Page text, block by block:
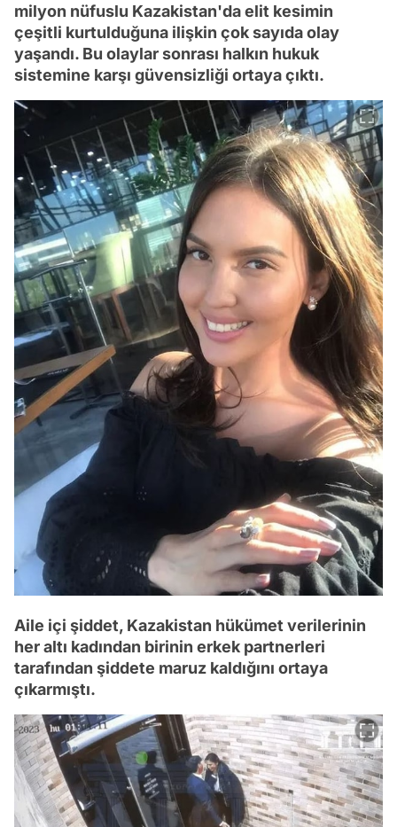
milyon nüfuslu Kazakistan'da elit kesimin
çeşitli kurtulduğuna ilişkin çok sayıda olay
yaşandı. Bu olaylar sonrası halkın hukuk
sistemine karşı güvensizliği ortaya çıktı.
Aile içi şiddet, Kazakistan hükümet verilerinin
her altı kadından birinin erkek partnerleri
tarafından şiddete maruz kaldığını ortaya
çıkarmıştı.